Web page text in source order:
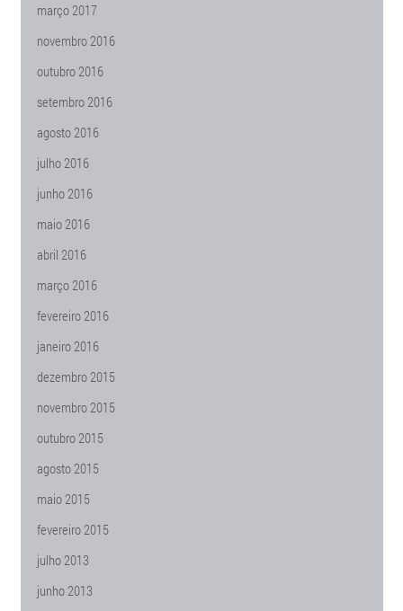
março 2017
novembro 2016
outubro 2016
setembro 2016
agosto 2016
julho 2016
junho 2016
maio 2016
abril 2016
março 2016
fevereiro 2016
janeiro 2016
dezembro 2015
novembro 2015
outubro 2015
agosto 2015
maio 2015
fevereiro 2015
julho 2013
junho 2013